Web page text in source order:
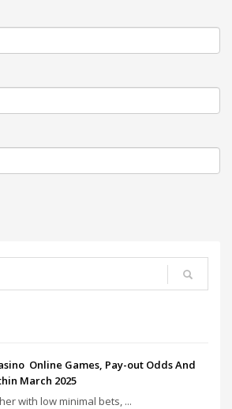
Online Games, Pay-out Odds And
March 2025
with low minimal bets, ...